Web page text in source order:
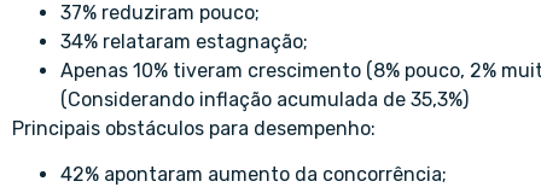
37% reduziram pouco;
34% relataram estagnação;
Apenas 10% tiveram crescimento (8% pouco, 2%
(Considerando inflação acumulada de 35,3%)
Principais obstáculos para desempenho:
42% apontaram aumento da concorrência;